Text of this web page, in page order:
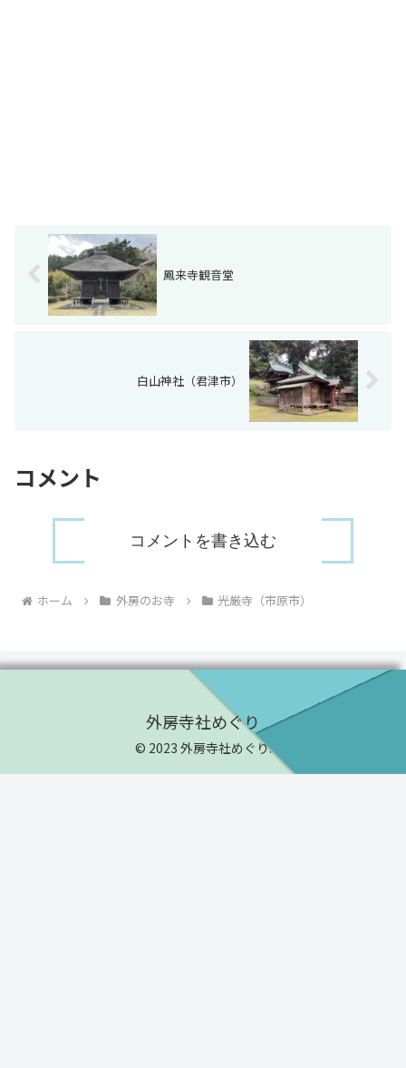
鳳来寺観音堂
白山神社（君津市）
コメント
コメントを書き込む
ホーム 外房のお寺 光厳寺（市原市）
外房寺社めぐり
© 2023 外房寺社めぐり.